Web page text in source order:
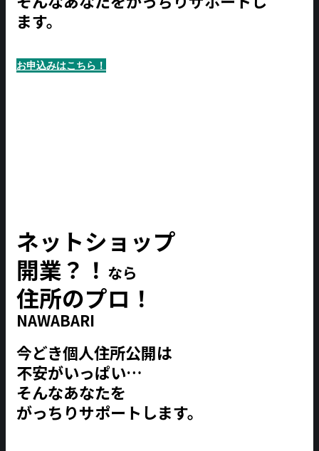
ます。
お申込みはこちら！
ネットショップ
開業？！ なら
住所のプロ！
NAWABARI
今どき個人住所公開は
不安がいっぱい…
そんなあなたを
がっちりサポートします。